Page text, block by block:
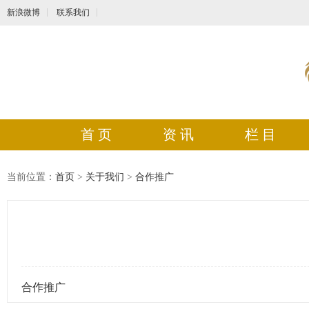
新浪微博 联系我们
首 页 资 讯 栏 目
当前位置： 首页 > 关于我们 > 合作推广
合作推广